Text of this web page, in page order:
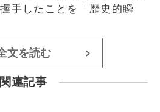
手したことを「歴史的瞬
文を読む >
関連記事